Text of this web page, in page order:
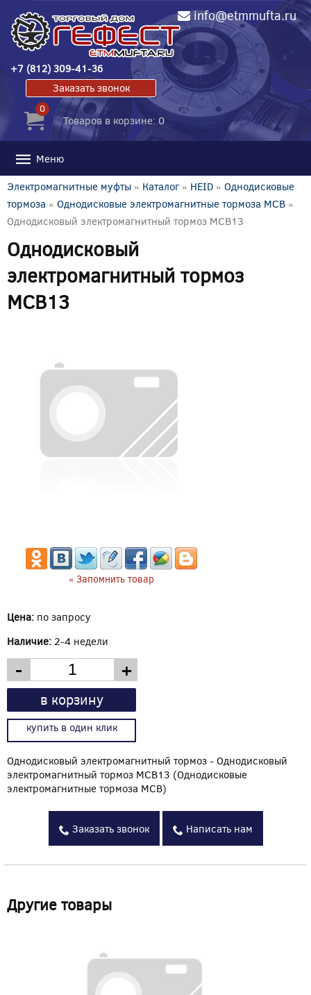
info@etmmufta.ru
+7 (812) 309-41-36
Заказать звонок
0
Товаров в корзине: 0
Меню
Электромагнитные муфты » Каталог» HEID » Однодисковые
тормоза » Однодисковые электромагнитные тормоза MCB »
Однодисковый электромагнитный тормоз MCB13
Однодисковый
электромагнитный тормоз
MCB13
« Запомнить товар
Цена: по запросу
Наличие: 2-4 недели
- +
в корзину
купить в один клик
Однодисковый электромагнитный тормоз - Однодисковый
электромагнитный тормоз MCB13 (Однодисковые
электромагнитные тормоза MCB)
Заказать звонок Написать нам
Другие товары